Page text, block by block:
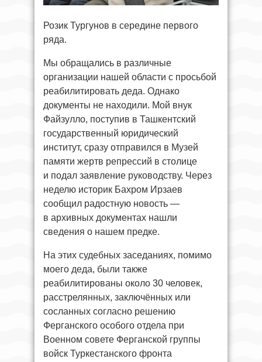
Розик Тургунов в середине первого
ряда.
Мы обращались в различные
организации нашей области с просьбой
реабилитировать деда. Однако
документы не находили. Мой внук
Файзулло, поступив в Ташкентский
государственный юридический
институт, сразу отправился в Музей
памяти жертв репрессий в столице
и подал заявление руководству. Через
неделю историк Бахром Ирзаев
сообщил радостную новость —
в архивных документах нашли
сведения о нашем предке.
На этих судебных заседаниях, помимо
моего деда, были также
реабилитированы около 30 человек,
расстрелянных, заключённых или
сосланных согласно решению
Ферганского особого отдела при
Военном совете Ферганской группы
войск Туркестанского фронта